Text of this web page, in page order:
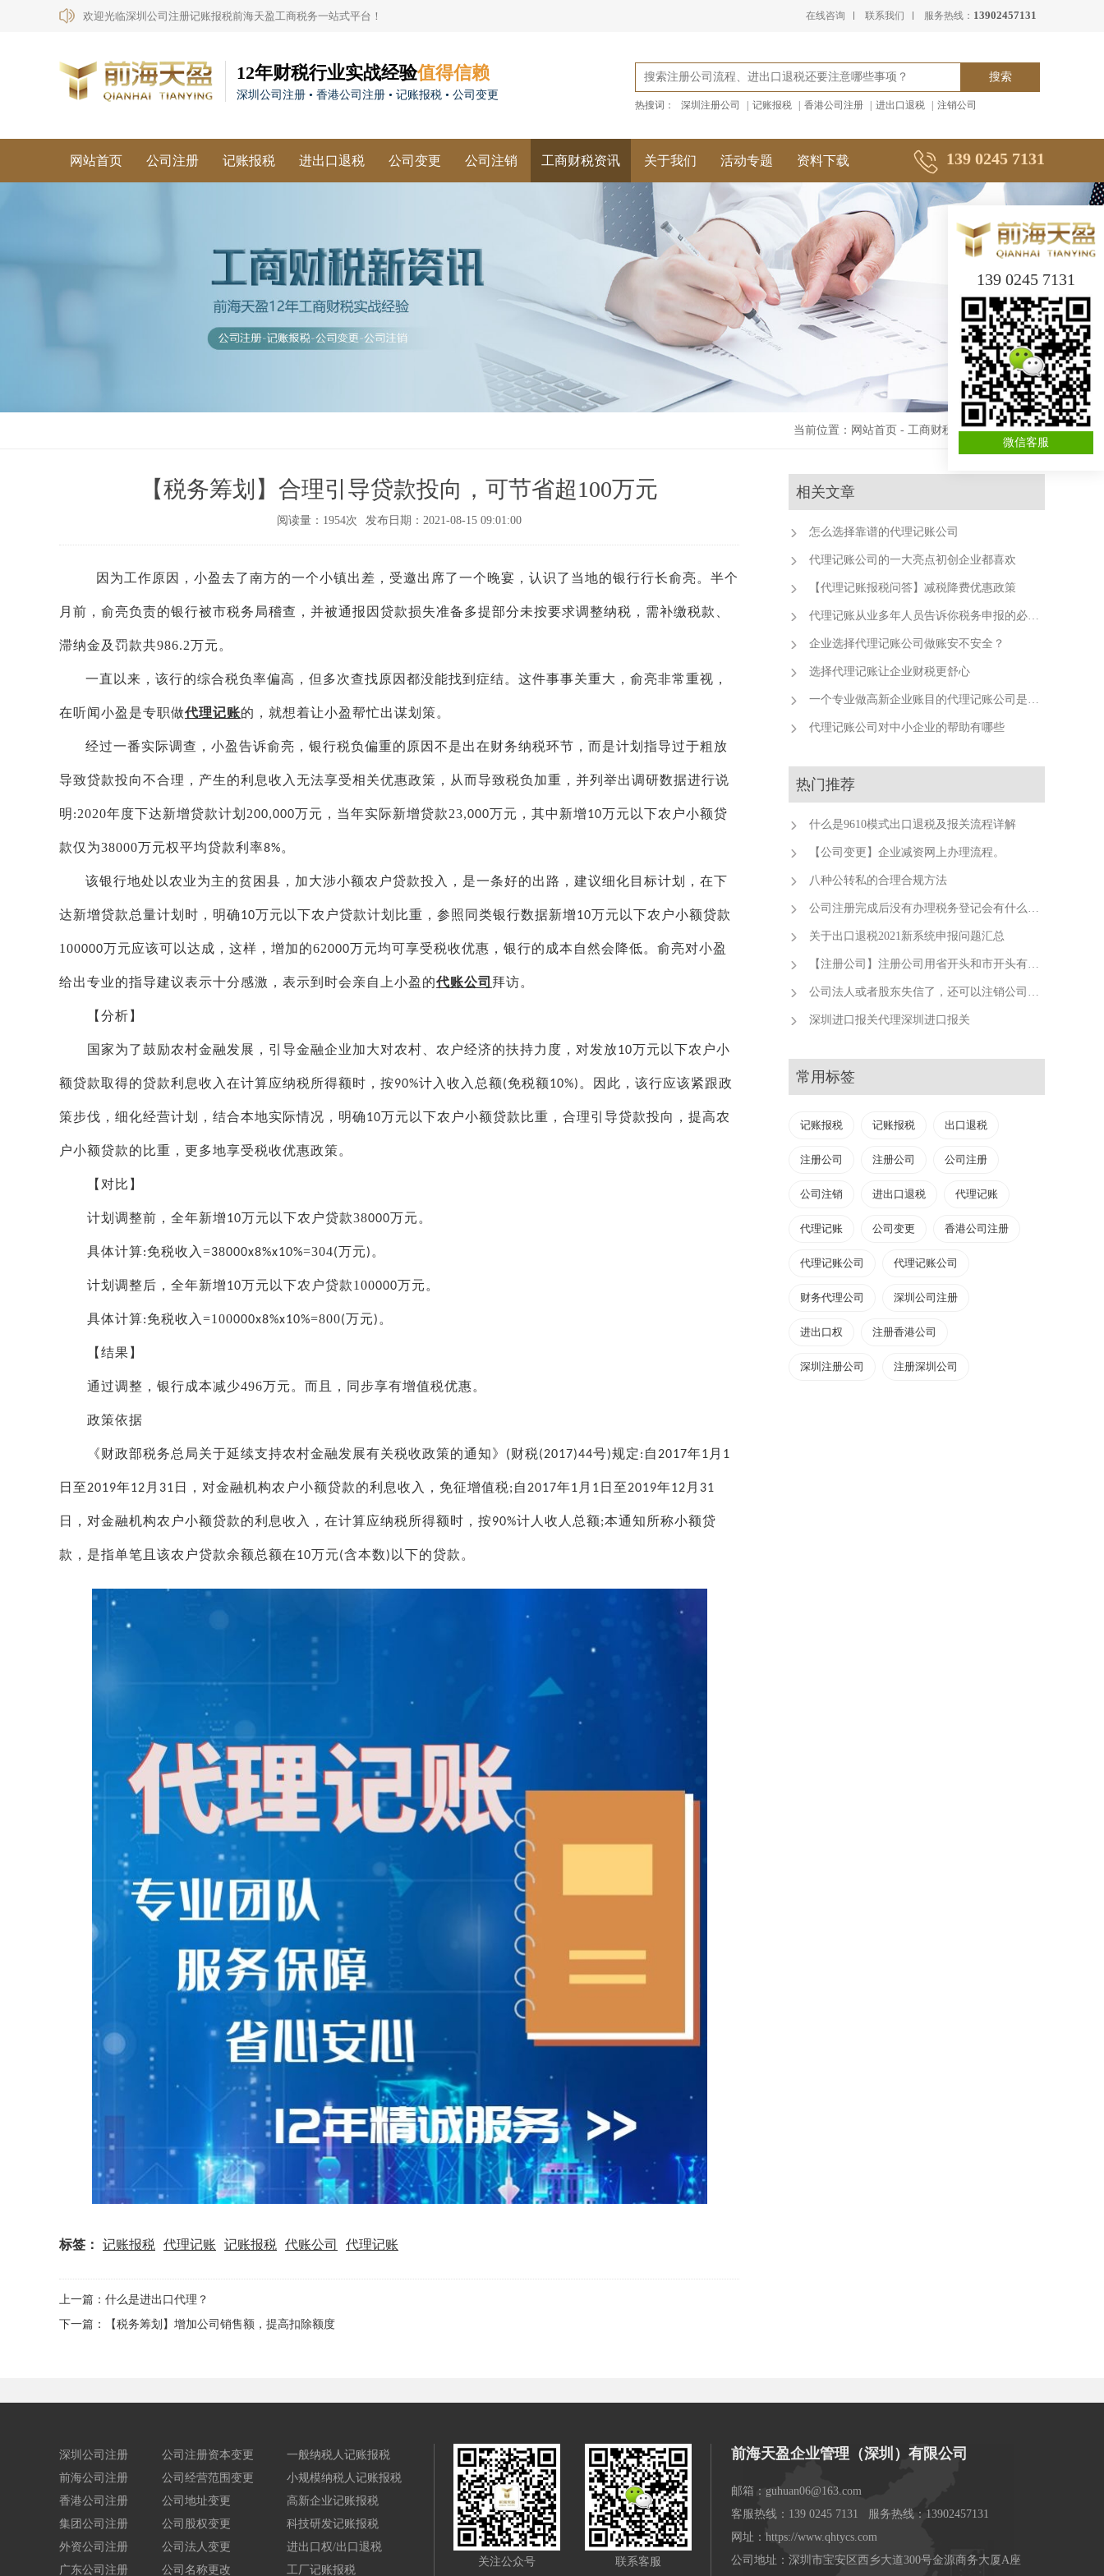
欢迎光临深圳公司注册记账报税前海天盈工商税务一站式平台！ 在线咨询 联系我们 服务热线： 13902457131
12年财税行业实战经验值得信赖
深圳公司注册 • 香港公司注册 • 记账报税 • 公司变更
热搜词： 深圳注册公司 记账报税 香港公司注册 进出口退税 注销公司
网站首页 公司注册 记账报税 进出口退税 公司变更 公司注销 工商财税资讯 关于我们 活动专题 资料下载 139 0245 7131
当前位置： 网站首页 - 工商财税资讯-财税小妙招
【税务筹划】合理引导贷款投向，可节省超100万元
阅读量：1954次 发布日期：2021-08-15 09:01:00
因为工作原因，小盈去了南方的一个小镇出差，受邀出席了一个晚宴，认识了当地的银行行长俞亮。 半个
月前， 俞亮负责的银行被市税务局稽查，并被通报因贷款损失准备多提部分未按要求调整纳税，需补缴税款、
滞纳金及罚款共986.2万元。
一直以来，该行的综合税负率偏高，但多次查找原因都没能找到症结。这件事事关重大， 俞亮非常重视，
在听闻小盈是专职做代理记账的，就想着让小盈帮忙出谋划策。
经过一番实际调查，小盈告诉俞亮 ，银行税负偏重的原因不是出在财务纳税环节，而是计划指导过于粗放
导致贷款投向不合理，产生的利息收入无法享受相关优惠政策，从而导致税负加重，并列举出调研数据进行说
明 :2020年度下达新增贷款计划 200,000万元，当年实际新增贷款23,000万元，其中新增10万元以下农户小额贷
款仅为38000万元权平均贷款利率8%。
该银行地处以农业为主的贫困县，加大涉小额农户贷款投入，是一条好的出路，建议细化目标计划，在下
达新增贷款总量计划时，明确10万元以下农户贷款计划比重，参照同类银行数据新增10万元以下农户小额贷款
100000万元应该可以达成，这样，增加的62000万元均可享受税收优惠，银行的成本自然会降低。 俞亮对小盈
给出专业的指导建议表示十分感激 ，表示到时会亲自上小盈的代账公司 拜访。
【分析】
国家为了鼓励农村金融发展，引导金融企业加大对农村、农户经济的扶持力度，对发放10万元以下农户小
额贷款取得的贷款利息收入在计算应纳税所得额时，按90%计入收入总额(免税额10%) 。因此，该行应该紧跟政
策步伐，细化经营计划，结合本地实际情况，明确10万元以下农户小额贷款比重，合理引导贷款投向，提高农
户小额贷款的比重，更多地享受税收优惠政策。
【对比】
计划调整前，全年新增10万元以下农户贷款38000万元。
具体计算:免税收入 =38000x8%x10%=304(万元) 。
计划调整后，全年新增10万元以下农户贷款100000万元。
具体计算:免税收入 =100000x8%x10%=800(万元) 。
【结果】
通过调整，银行成本减少496万元。而且，同步享有增值税优惠。
政策依据
《财政部税务总局关于延续支持农村金融发展有关税收政策的通知》 (财税(2017)44号)规定: 自2017年1 月 1
日至2019年12 月 31 日，对金融机构农户小额贷款的利息收入，免征增值税; 自2017年1 月 1 日至2019年12 月 31
日，对金融机构农户小额贷款的利息收入，在计算应纳税所得额时，按90%计人收人总额;本通知所称小额贷
款，是指单笔且该农户贷款余额总额在10万元(含本数) 以下的贷款。
标签： 记账报税 代理记账 记账报税 代账公司 代理记账
上一篇：什么是进出口代理？
下一篇：【税务筹划】增加公司销售额，提高扣除额度
相关文章
怎么选择靠谱的代理记账公司
代理记账公司的一大亮点初创企业都喜欢
【代理记账报税问答】减税降费优惠政策
代理记账从业多年人员告诉你税务申报的必要性
企业选择代理记账公司做账安不安全？
选择代理记账让企业财税更舒心
一个专业做高新企业账目的代理记账公司是有多重要？
代理记账公司对中小企业的帮助有哪些
热门推荐
什么是9610模式出口退税及报关流程详解
【公司变更】企业减资网上办理流程。
八种公转私的合理合规方法
公司注册完成后没有办理税务登记会有什么后果？
关于出口退税2021新系统申报问题汇总
【注册公司】注册公司用省开头和市开头有什么不同？
公司法人或者股东失信了，还可以注销公司吗？
深圳进口报关代理深圳进口报关
常用标签
记账报税 记账报税 出口退税
注册公司 注册公司 公司注册
公司注销 进出口退税 代理记账
代理记账 公司变更 香港公司注册
代理记账公司 代理记账公司
财务代理公司 深圳公司注册
进出口权 注册香港公司
深圳注册公司 注册深圳公司
深圳公司注册
前海公司注册
香港公司注册
集团公司注册
外资公司注册
广东公司注册
公司注册资本变更
公司经营范围变更
公司地址变更
公司股权变更
公司法人变更
公司名称更改
一般纳税人记账报税
小规模纳税人记账报税
高新企业记账报税
科技研发记账报税
进出口权/出口退税
工厂记账报税
关注公众号 联系客服
前海天盈企业管理（深圳）有限公司
邮箱：guhuan06@163.com
客服热线：139 0245 7131 服务热线：13902457131
网址：https://www.qhtycs.com
公司地址：深圳市宝安区西乡大道300号金源商务大厦A座
139 0245 7131
微信客服